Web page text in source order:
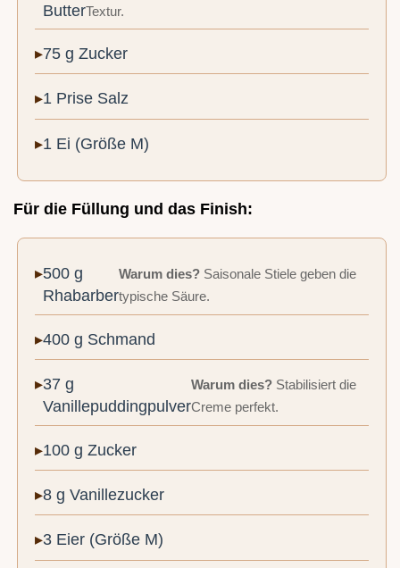
ButterTextur.
75 g Zucker
1 Prise Salz
1 Ei (Größe M)
Für die Füllung und das Finish:
500 g
Rhabarber
Warum dies? Saisonale Stiele geben die
typische Säure.
400 g Schmand
37 g
Vanillepuddingpulver
Warum dies? Stabilisiert die
Creme perfekt.
100 g Zucker
8 g Vanillezucker
3 Eier (Größe M)